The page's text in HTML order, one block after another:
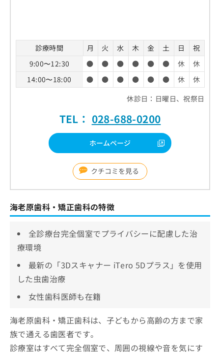
診療時間 月 火 水 木 金 土 日
祝
9:00〜12:30
● ● ● ● ● ● 休
休
14:00〜18:00
● ● ● ● ● ● 休
休
休診日：日曜日、祝祭日
TEL： 028-688-0200
ホームページ
クチコミを見る
海老原歯科・矯正歯科の特徴
全診療台完全個室でプライバシーに配慮した治
療環境
最新の「3Dスキャナー iTero 5Dプラス」を使用
した虫歯治療
女性歯科医師も在籍
海老原歯科・矯正歯科は、子どもから高齢の方まで家
族で通える歯医者です。
診療室はすべて完全個室で、周囲の視線や音を気にす